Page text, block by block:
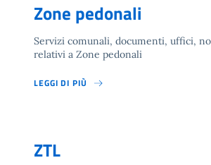
Zone pedonali
Servizi comunali, documenti, uffici,
relativi a Zone pedonali
LEGGI DI PIÙ
ZTL